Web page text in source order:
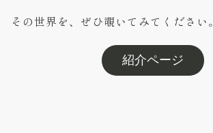
その世界を、ぜひ覗いてみてください。
紹介ページ